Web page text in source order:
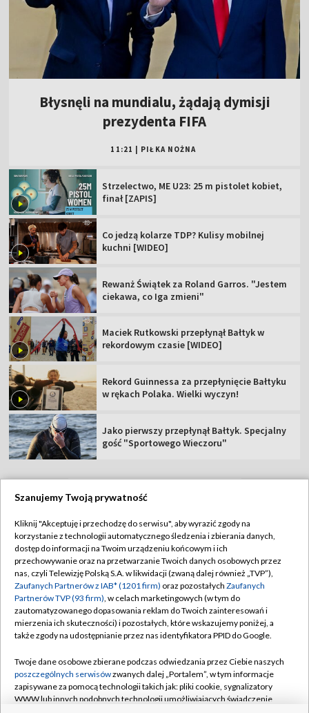
Błysnęli na mundialu, żądają dymisji
prezydenta FIFA
11:21 PIŁKA NOŻNA
Strzelectwo, ME U23: 25 m pistolet kobiet,
finał [ZAPIS]
Co jedzą kolarze TDP? Kulisy mobilnej
kuchni [WIDEO]
Rewanż Świątek za Roland Garros. "Jestem
ciekawa, co Iga zmieni"
Maciek Rutkowski przepłynął Bałtyk w
rekordowym czasie [WIDEO]
Rekord Guinnessa za przepłynięcie Bałtyku
w rękach Polaka. Wielki wyczyn!
Jako pierwszy przepłynął Bałtyk. Specjalny
gość "Sportowego Wieczoru"
Abonament TVP
Sklep TVP
Biuro Reklamy
Oferta Handlowa
Telegazeta ogłoszenia
Rada Programowa
Ogłoszenia przetargowe
Regulamin TVP
Polityka prywatności
Moje zgody
Biuro reklamy
Kontakt
Kanały
©2026 Telewizja Polska Spółka Akcyjna w likwidacji
Szanujemy Twoją prywatność
Kliknij "Akceptuję i przechodzę do serwisu", aby wyrazić zgody na
korzystanie z technologii automatycznego śledzenia i zbierania danych,
dostęp do informacji na Twoim urządzeniu końcowym i ich
przechowywanie oraz na przetwarzanie Twoich danych osobowych przez
nas, czyli Telewizję Polską S.A. w likwidacji (zwaną dalej również „TVP”),
Zaufanych Partnerów z IAB* (1201 firm) oraz pozostałych Zaufanych
Partnerów TVP (93 firm), w celach marketingowych (w tym do
zautomatyzowanego dopasowania reklam do Twoich zainteresowań i
mierzenia ich skuteczności) i pozostałych, które wskazujemy poniżej, a
także zgody na udostępnianie przez nas identyfikatora PPID do Google.
Twoje dane osobowe zbierane podczas odwiedzania przez Ciebie naszych
poszczególnych serwisówzwanych dalej „Portalem”, w tym informacje
zapisywane za pomocą technologii takich jak: pliki cookie, sygnalizatory
WWW lub innych podobnych technologii umożliwiających świadczenie